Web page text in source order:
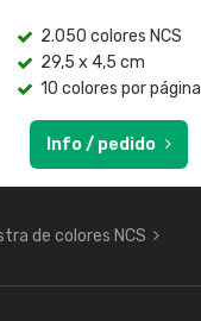
2.050 colores NCS
29,5 x 4,5 cm
10 colores por página
Info / pedido
de colores NCS